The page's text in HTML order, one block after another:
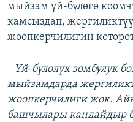
мыйзам үй-бүлөгө
камсыздап,
жоопкерчилигин
- Үй-бүлөлүк зомбулук
мыйзамдарда
жоопкерчилиги жок.
башчылары кандайдыр